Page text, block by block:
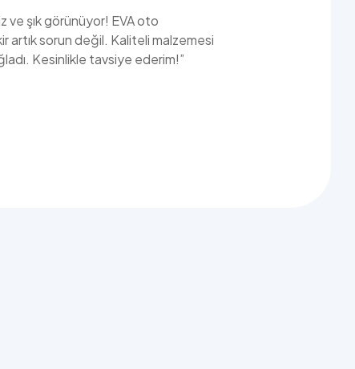
ve şık görünüyor! EVA oto
artık sorun değil. Kaliteli malzemesi
Kesinlikle tavsiye ederim!”